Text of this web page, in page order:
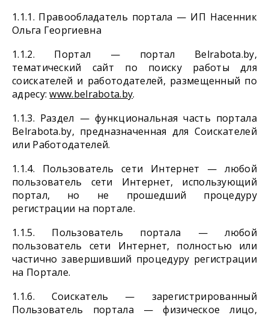
1.1.1. Правообладатель портала — ИП Насенник
Ольга Георгиевна
1.1.2. Портал — портал Belrabota.by,
тематический сайт по поиску работы для
соискателей и работодателей, размещенный по
адресу:www.belrabota.by.
1.1.3. Раздел — функциональная часть портала
Belrabota.by, предназначенная для Соискателей
или Работодателей.
1.1.4. Пользователь сети Интернет — любой
пользователь сети Интернет, использующий
портал, но не прошедший процедуру
регистрации на портале.
1.1.5. Пользователь портала — любой
пользователь сети Интернет, полностью или
частично завершивший процедуру регистрации
на Портале.
1.1.6. Соискатель — зарегистрированный
Пользователь портала — физическое лицо,